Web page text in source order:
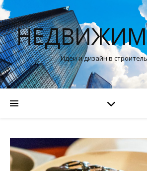
Идеи и дизайн в